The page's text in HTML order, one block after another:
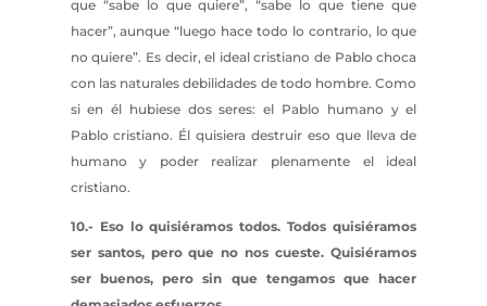
que “sabe lo que quiere”, “sabe lo que tiene que
hacer”, aunque “luego hace todo lo contrario, lo que
no quiere”. Es decir, el ideal cristiano de Pablo choca
con las naturales debilidades de todo hombre. Como
si en él hubiese dos seres: el Pablo humano y el
Pablo cristiano. Él quisiera destruir eso que lleva de
humano y poder realizar plenamente el ideal
cristiano.
10.- Eso lo quisiéramos todos. Todos quisiéramos
ser santos, pero que no nos cueste. Quisiéramos
ser buenos, pero sin que tengamos que hacer